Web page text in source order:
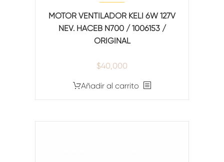
MOTOR VENTILADOR KELI 6W 127V
NEV. HACEB N700 / 1006153 /
ORIGINAL
$40,000
Añadir al carrito